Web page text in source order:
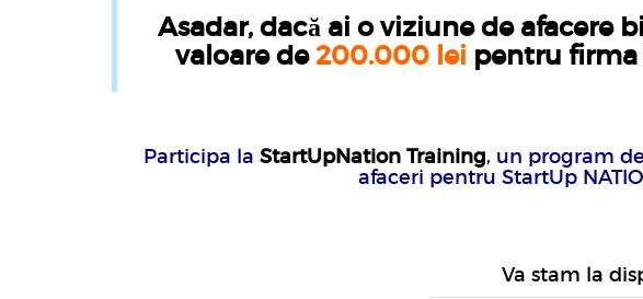
Asadar, dacă ai o viziune de afacere
valoare de200.000 lei pentru
Participa la StartUpNation Training, un program
afaceri pentru StartUp
Va stam la